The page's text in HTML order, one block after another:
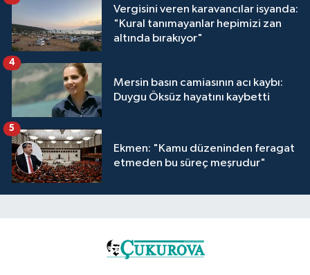
Vergisini veren karavancılar isyanda:
"Kural tanımayanlar hepimizi zan
altında bırakıyor"
Mersin basın camiasının acı kaybı:
Duygu Öksüz hayatını kaybetti
4
Ekmen: "Kamu düzeninden feragat
etmeden bu süreç meşrudur"
5